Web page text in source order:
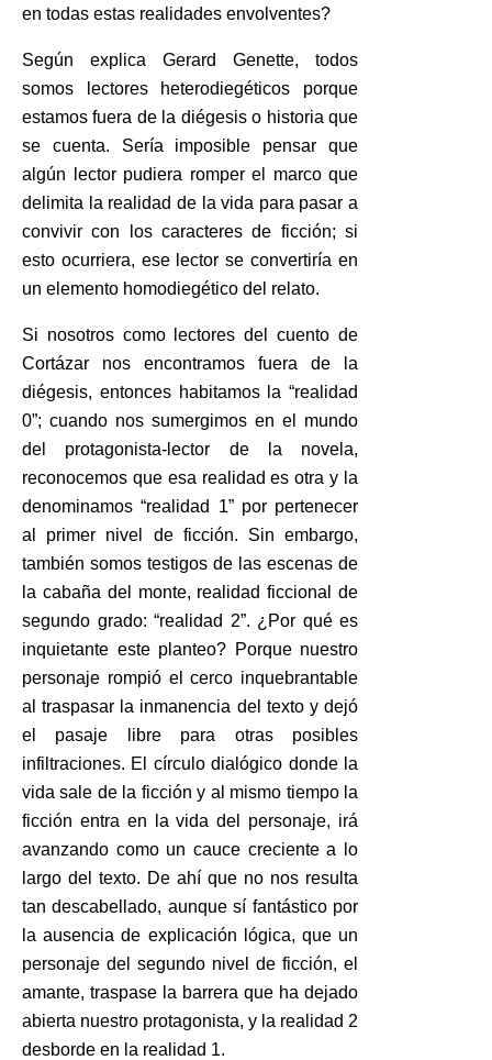
en todas estas realidades envolventes?
Según explica Gerard Genette, todos
somos lectores heterodiegéticos porque
estamos fuera de la diégesis o historia que
se cuenta. Sería imposible pensar que
algún lector pudiera romper el marco que
delimita la realidad de la vida para pasar a
convivir con los caracteres de ficción; si
esto ocurriera, ese lector se convertiría en
un elemento homodiegético del relato.
Si nosotros como lectores del cuento de
Cortázar nos encontramos fuera de la
diégesis, entonces habitamos la “realidad
0”; cuando nos sumergimos en el mundo
del protagonista-lector de la novela,
reconocemos que esa realidad es otra y la
denominamos “realidad 1” por pertenecer
al primer nivel de ficción. Sin embargo,
también somos testigos de las escenas de
la cabaña del monte, realidad ficcional de
segundo grado: “realidad 2”. ¿Por qué es
inquietante este planteo? Porque nuestro
personaje rompió el cerco inquebrantable
al traspasar la inmanencia del texto y dejó
el pasaje libre para otras posibles
infiltraciones. El círculo dialógico donde la
vida sale de la ficción y al mismo tiempo la
ficción entra en la vida del personaje, irá
avanzando como un cauce creciente a lo
largo del texto. De ahí que no nos resulta
tan descabellado, aunque sí fantástico por
la ausencia de explicación lógica, que un
personaje del segundo nivel de ficción, el
amante, traspase la barrera que ha dejado
abierta nuestro protagonista, y la realidad 2
desborde en la realidad 1.